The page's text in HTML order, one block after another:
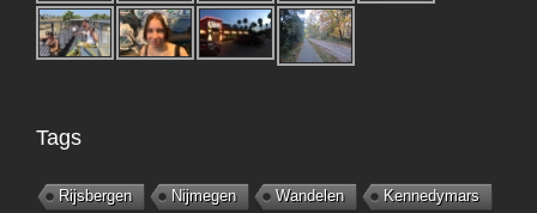
Tags
Rijsbergen Nijmegen Wandelen
Kennedymars